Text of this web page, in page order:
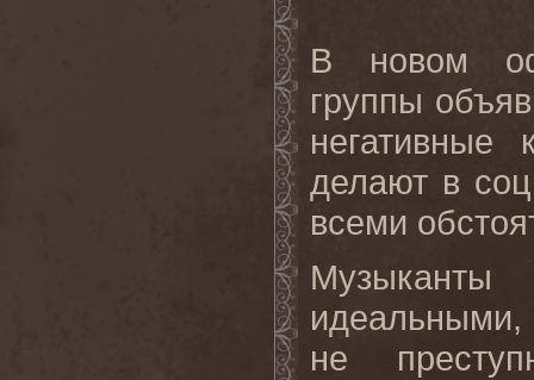
В новом
группы
делают в
всеми
не